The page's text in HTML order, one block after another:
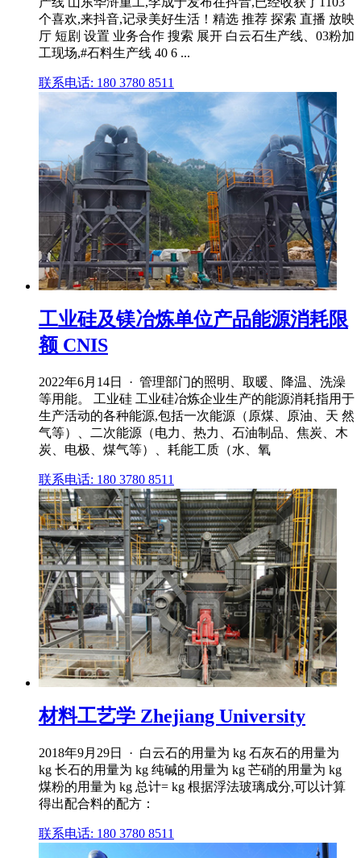
个喜欢,来抖音,记录美好生活！精选 推荐 探索 直播 放映
厅 短剧 设置 业务合作 搜索 展开 白云石生产线、03粉加
工现场,#石料生产线 40 6 ...
联系电话: 180 3780 8511
工业硅及镁冶炼单位产品能源消耗限
额 CNIS
2022年6月14日 · 管理部门的照明、取暖、降温、洗澡
等用能。 工业硅 工业硅冶炼企业生产的能源消耗指用于
生产活动的各种能源,包括一次能源（原煤、原油、天 然
气等）、二次能源（电力、热力、石油制品、焦炭、木
炭、电极、煤气等）、耗能工质（水、氧
联系电话: 180 3780 8511
材料工艺学 Zhejiang University
2018年9月29日 · 白云石的用量为 kg 石灰石的用量为
kg 长石的用量为 kg 纯碱的用量为 kg 芒硝的用量为 kg
煤粉的用量为 kg 总计= kg 根据浮法玻璃成分,可以计算
得出配合料的配方：
联系电话: 180 3780 8511